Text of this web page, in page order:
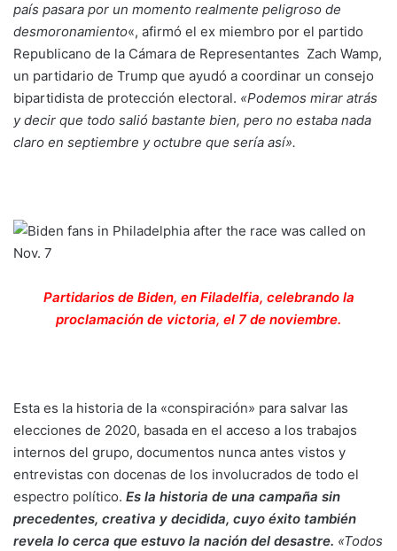
país pasara por un momento realmente peligroso de
desmoronamiento«, afirmó el ex miembro por el partido
Republicano de la Cámara de Representantes Zach Wamp,
un partidario de Trump que ayudó a coordinar un consejo
bipartidista de protección electoral. «Podemos mirar atrás
y decir que todo salió bastante bien, pero no estaba nada
claro en septiembre y octubre que sería así».
Partidarios de Biden, en Filadelfia, celebrando la
proclamación de victoria, el 7 de noviembre.
Esta es la historia de la «conspiración» para salvar las
elecciones de 2020, basada en el acceso a los trabajos
internos del grupo, documentos nunca antes vistos y
entrevistas con docenas de los involucrados de todo el
espectro político. Es la historia de una campaña sin
precedentes, creativa y decidida, cuyo éxito también
revela lo cerca que estuvo la nación del desastre. «Todos